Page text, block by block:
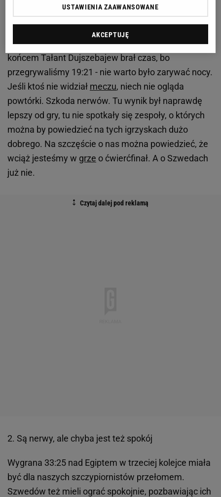
znów musieliśmy gonić - było 15:18. Dla tej
dopiero w końcówce - jeszcze na 10 minut przed
końcem Tałant Dujszebajew brał czas, bo
przegrywaliśmy 19:21 - nie warto było zarywać nocy.
Jeśli ktoś nie widział meczu, niech nie ogląda
powtórki. Szkoda nerwów. Tu wynik był naprawdę
lepszy od gry, tu nie spotkały się zespoły, o których
można by powiedzieć na tych igrzyskach dużo
dobrego. Na szczęście o nas można powiedzieć, że
wciąż jesteśmy w grze o ćwierćfinał. A o Szwedach
już nie.
2. Są nerwy, ale chyba jest też spokój
Wygrana 33:25 nad Egiptem w trzeciej kolejce miała
być dla naszych szczypiornistów przełomem.
Szwedów też mieli ograć spokojnie, pozbawiając ich
USTAWIENIA ZAAWANSOWANE
AKCEPTUJĘ